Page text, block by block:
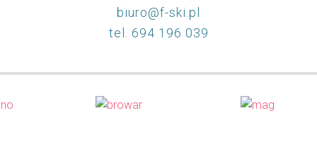
biuro@f-ski.pl
tel. 694 196 039